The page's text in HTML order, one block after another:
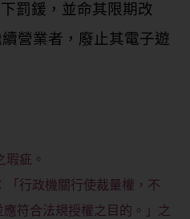
罰鍰，並命其限期改
營業者，廢止其電子遊
疵。
「行政機關行使裁量權，不
符合法規授權之目的。」之